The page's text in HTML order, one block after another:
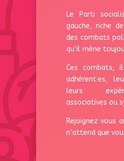
Le Parti
gauche, riche
des combats
qu’il mène
Ces combats,
adhérent·es,
leurs
associatives ou
Rejoignez vous
n’attend que